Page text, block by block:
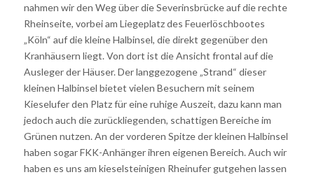
nahmen wir den Weg über die Severinsbrücke auf die rechte
Rheinseite, vorbei am Liegeplatz des Feuerlöschbootes
„Köln“ auf die kleine Halbinsel, die direkt gegenüber den
Kranhäusern liegt. Von dort ist die Ansicht frontal auf die
Ausleger der Häuser. Der langgezogene „Strand“ dieser
kleinen Halbinsel bietet vielen Besuchern mit seinem
Kieselufer den Platz für eine ruhige Auszeit, dazu kann man
jedoch auch die zurückliegenden, schattigen Bereiche im
Grünen nutzen. An der vorderen Spitze der kleinen Halbinsel
haben sogar FKK-Anhänger ihren eigenen Bereich. Auch wir
haben es uns am kieselsteinigen Rheinufer gutgehen lassen